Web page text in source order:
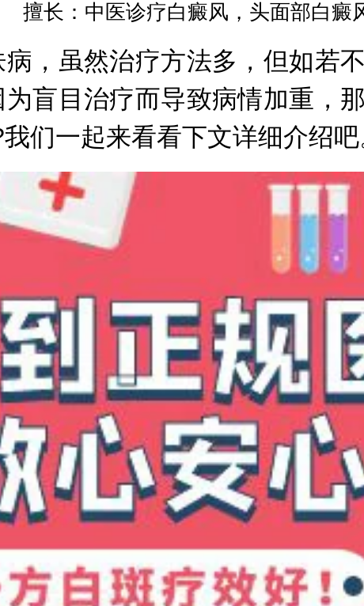
擅长：中医诊疗白癜风，头面部白癜
虽然治疗方法多，但如若
盲目治疗而导致病情加重，
们一起来看看下文详细介绍吧